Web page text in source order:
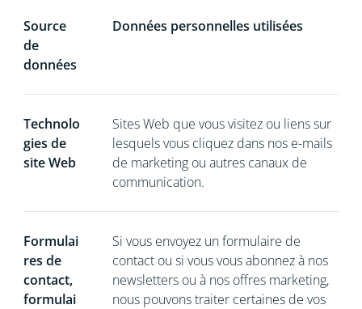
Source
de
données
Données personnelles utilisées
Technolo
gies de
site Web
Sites Web que vous visitez ou liens sur
lesquels vous cliquez dans nos e-mails
de marketing ou autres canaux de
communication.
Formulai
res de
contact,
formulai
Si vous envoyez un formulaire de
contact ou si vous vous abonnez à nos
newsletters ou à nos offres marketing,
nous pouvons traiter certaines de vos